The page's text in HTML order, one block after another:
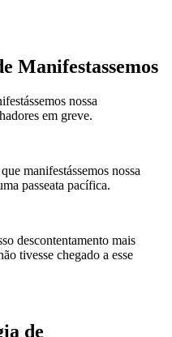
Manifestassemos
nossa
em greve.
manifestássemos nossa
passeata pacífica.
descontentamento mais
tivesse chegado a esse
de